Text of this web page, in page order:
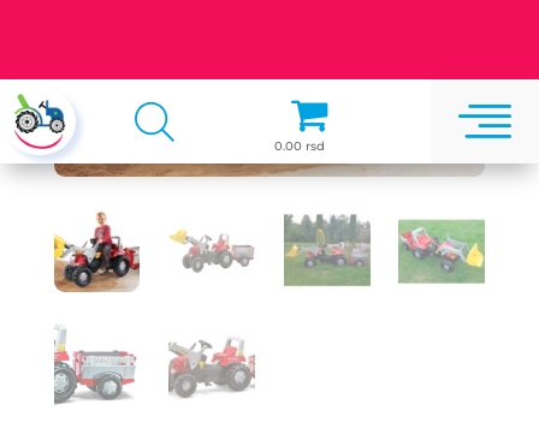
0.00 rsd 